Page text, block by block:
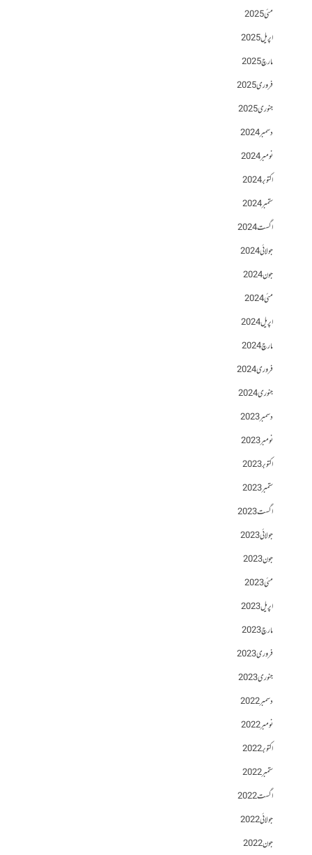
مئی 2025
اپریل 2025
مارچ 2025
فروری 2025
جنوری 2025
دسمبر 2024
نومبر 2024
اکتوبر 2024
ستمبر 2024
اگست 2024
جولائی 2024
جون 2024
مئی 2024
اپریل 2024
مارچ 2024
فروری 2024
جنوری 2024
دسمبر 2023
نومبر 2023
اکتوبر 2023
ستمبر 2023
اگست 2023
جولائی 2023
جون 2023
مئی 2023
اپریل 2023
مارچ 2023
فروری 2023
جنوری 2023
دسمبر 2022
نومبر 2022
اکتوبر 2022
ستمبر 2022
اگست 2022
جولائی 2022
جون 2022